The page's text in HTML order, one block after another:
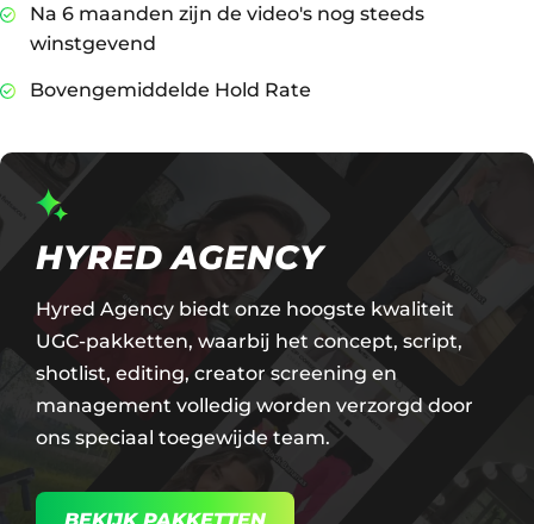
Na 6 maanden zijn de video's nog steeds
winstgevend
Bovengemiddelde Hold Rate
HYRED AGENCY
Hyred Agency biedt onze hoogste kwaliteit
UGC-pakketten, waarbij het concept, script,
shotlist, editing, creator screening en
management volledig worden verzorgd door
ons speciaal toegewijde team.
BEKIJK PAKKETTEN